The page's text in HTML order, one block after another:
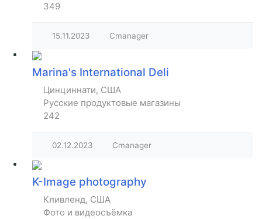
349
15.11.2023 Cmanager
Marina's International Deli
Цинциннати, США
Русские продуктовые магазины
242
02.12.2023 Cmanager
K-Image photography
Кливленд, США
Фото и видеосъёмка